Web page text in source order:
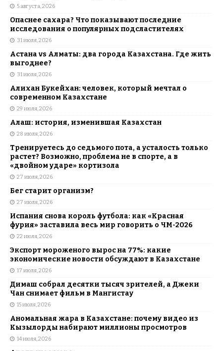
5 августа, 2026
Опаснее сахара? Что показывают последние
исследования о популярных подсластителях
31 июля, 2026
Астана vs Алматы: два города Казахстана. Где жить
выгоднее?
31 июля, 2026
Алихан Букейхан: человек, который мечтал о
современном Казахстане
29 июля, 2026
Алаш: история, изменившая Казахстан
28 июля, 2026
Тренируетесь до седьмого пота, а усталость только
растет? Возможно, проблема не в спорте, а в
«двойном ударе» кортизола
27 июля, 2026
Бег старит организм?
27 июля, 2026
Испания снова король футбола: как «Красная
фурия» заставила весь мир говорить о ЧМ-2026
22 июля, 2026
Экспорт мороженого вырос на 77%: какие
экономические новости обсуждают в Казахстане
17 июля, 2026
Димаш собрал десятки тысяч зрителей, а Джеки
Чан снимает фильм в Мангистау
15 июля, 2026
Аномальная жара в Казахстане: почему видео из
Кызылорды набирают миллионы просмотров
14 июля, 2026